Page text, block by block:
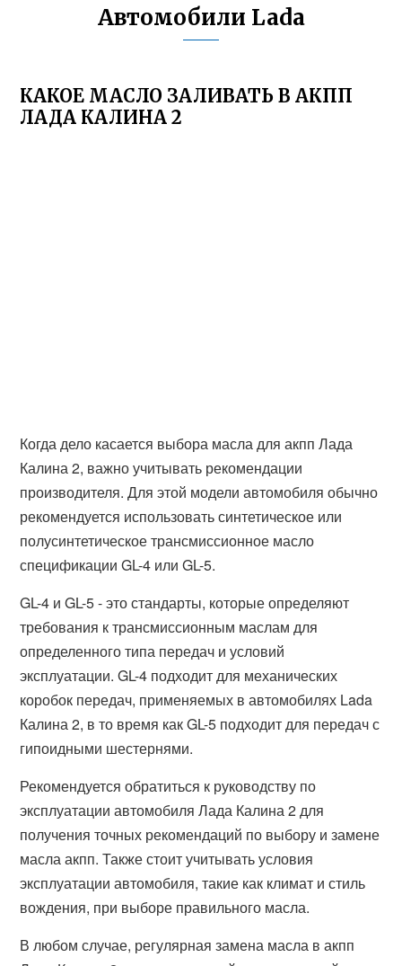
Автомобили Lada
КАКОЕ МАСЛО ЗАЛИВАТЬ В АКПП
ЛАДА КАЛИНА 2
Когда дело касается выбора масла для акпп Лада
Калина 2, важно учитывать рекомендации
производителя. Для этой модели автомобиля обычно
рекомендуется использовать синтетическое или
полусинтетическое трансмиссионное масло
спецификации GL-4 или GL-5.
GL-4 и GL-5 - это стандарты, которые определяют
требования к трансмиссионным маслам для
определенного типа передач и условий
эксплуатации. GL-4 подходит для механических
коробок передач, применяемых в автомобилях Lada
Калина 2, в то время как GL-5 подходит для передач с
гипоидными шестернями.
Рекомендуется обратиться к руководству по
эксплуатации автомобиля Лада Калина 2 для
получения точных рекомендаций по выбору и замене
масла акпп. Также стоит учитывать условия
эксплуатации автомобиля, такие как климат и стиль
вождения, при выборе правильного масла.
В любом случае, регулярная замена масла в акпп